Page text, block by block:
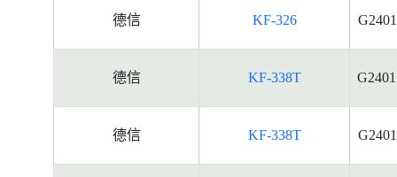
德信 KF-326
德信 KF-338T
德信 KF-338T